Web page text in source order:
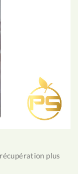
plus